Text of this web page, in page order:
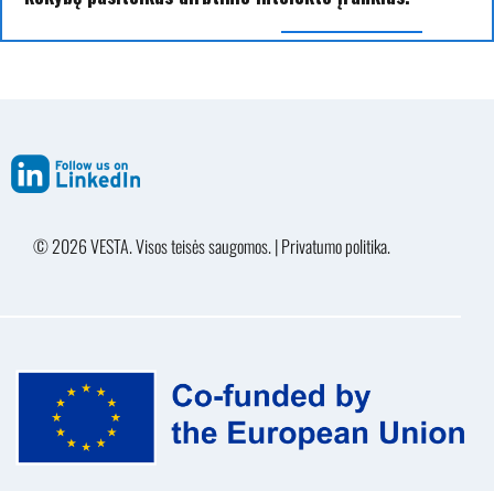
© 2026 VESTA. Visos teisės saugomos.|Privatumo politika.